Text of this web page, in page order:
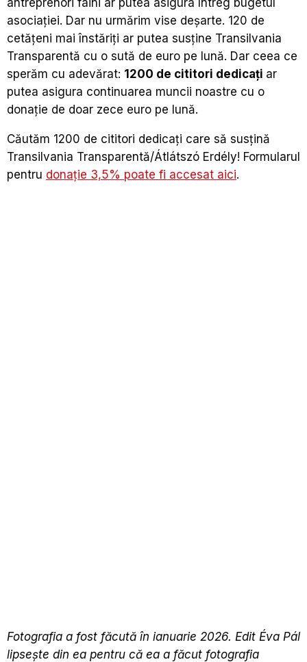
asociației. Dar nu urmărim vise deșarte. 120 de
cetățeni mai înstăriți ar putea susține Transilvania
Transparentă cu o sută de euro pe lună. Dar ceea ce
sperăm cu adevărat: 1200 de cititori dedicați ar
putea asigura continuarea muncii noastre cu o
donație de doar zece euro pe lună.
Căutăm 1200 de cititori dedicați care să susțină
Transilvania Transparentă/Átlátszó Erdély! Formularul
pentru donație 3,5% poate fi accesat aici.
Fotografia a fost făcută în ianuarie 2026. Edit Éva Pál
lipsește din ea pentru că ea a făcut fotografia